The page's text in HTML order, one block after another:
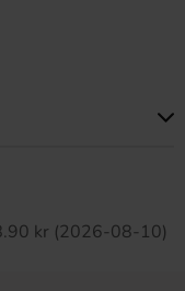
kr (2026-08-10)